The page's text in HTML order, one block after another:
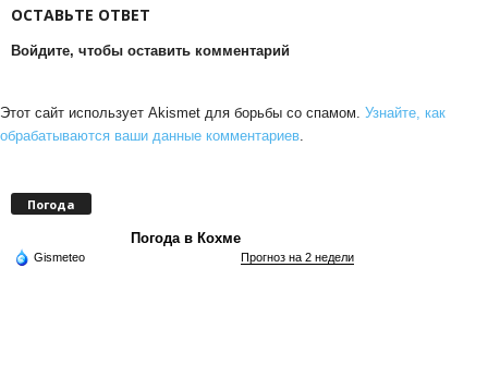
ОСТАВЬТЕ ОТВЕТ
Войдите, чтобы оставить комментарий
Этот сайт использует Akismet для борьбы со спамом. Узнайте, как
обрабатываются ваши данные комментариев
Погода
Погода в Кохме
Gismeteo Прогноз на 2 недели